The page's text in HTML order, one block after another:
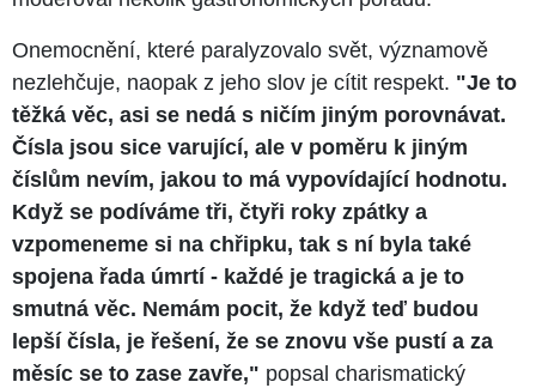
Onemocnění, které paralyzovalo svět, významově
nezlehčuje, naopak z jeho slov je cítit respekt. "Je to
těžká věc, asi se nedá s ničím jiným porovnávat.
Čísla jsou sice varující, ale v poměru k jiným
číslům nevím, jakou to má vypovídající hodnotu.
Když se podíváme tři, čtyři roky zpátky a
vzpomeneme si na chřipku, tak s ní byla také
spojena řada úmrtí - každé je tragická a je to
smutná věc. Nemám pocit, že když teď budou
lepší čísla, je řešení, že se znovu vše pustí a za
měsíc se to zase zavře," popsal charismatický